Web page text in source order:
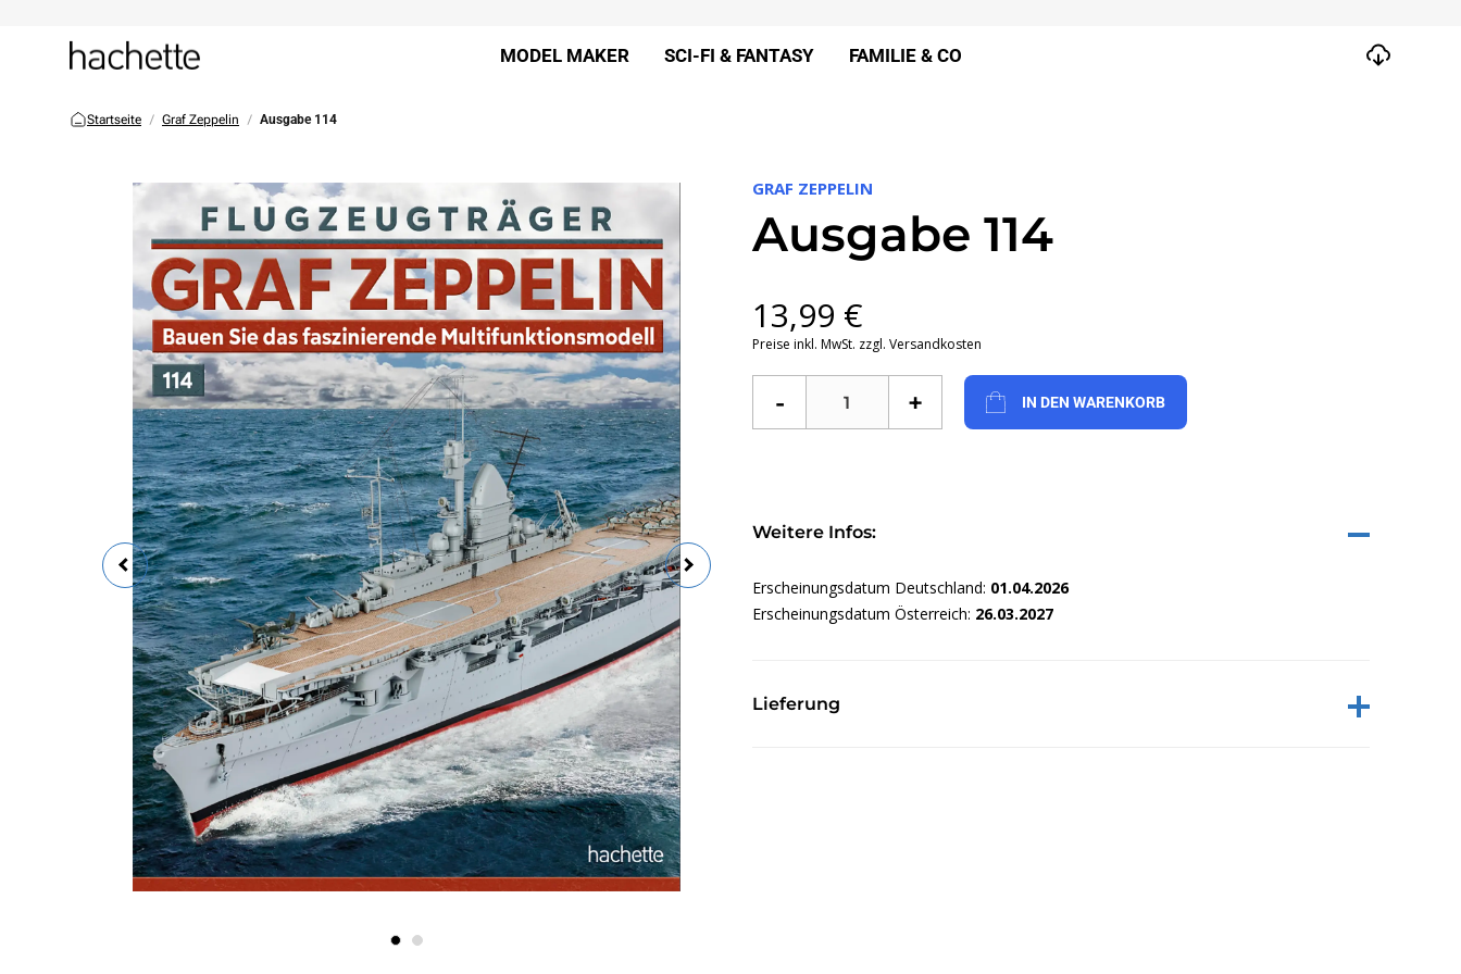
MODEL MAKER SCI-FI & FANTASY FAMILIE & CO
Startseite Graf Zeppelin Ausgabe 114
GRAF ZEPPELIN
Ausgabe 114
13,99 €
Preise inkl. MwSt. zzgl. Versandkosten
- + IN DEN WARENKORB
Weitere Infos:
Erscheinungsdatum Deutschland: 01.04.2026
Erscheinungsdatum Österreich: 26.03.2027
Lieferung